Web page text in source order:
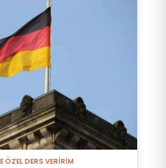
DERS VERİRİM